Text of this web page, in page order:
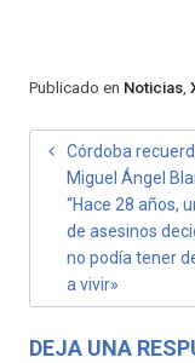
Publicado en Noticias,
NAVEGACIÓN
ENTRADAS
Córdoba
Miguel Ángel
“Hace 28 años,
de asesinos
no podía tener
a vivir»
DEJA UNA